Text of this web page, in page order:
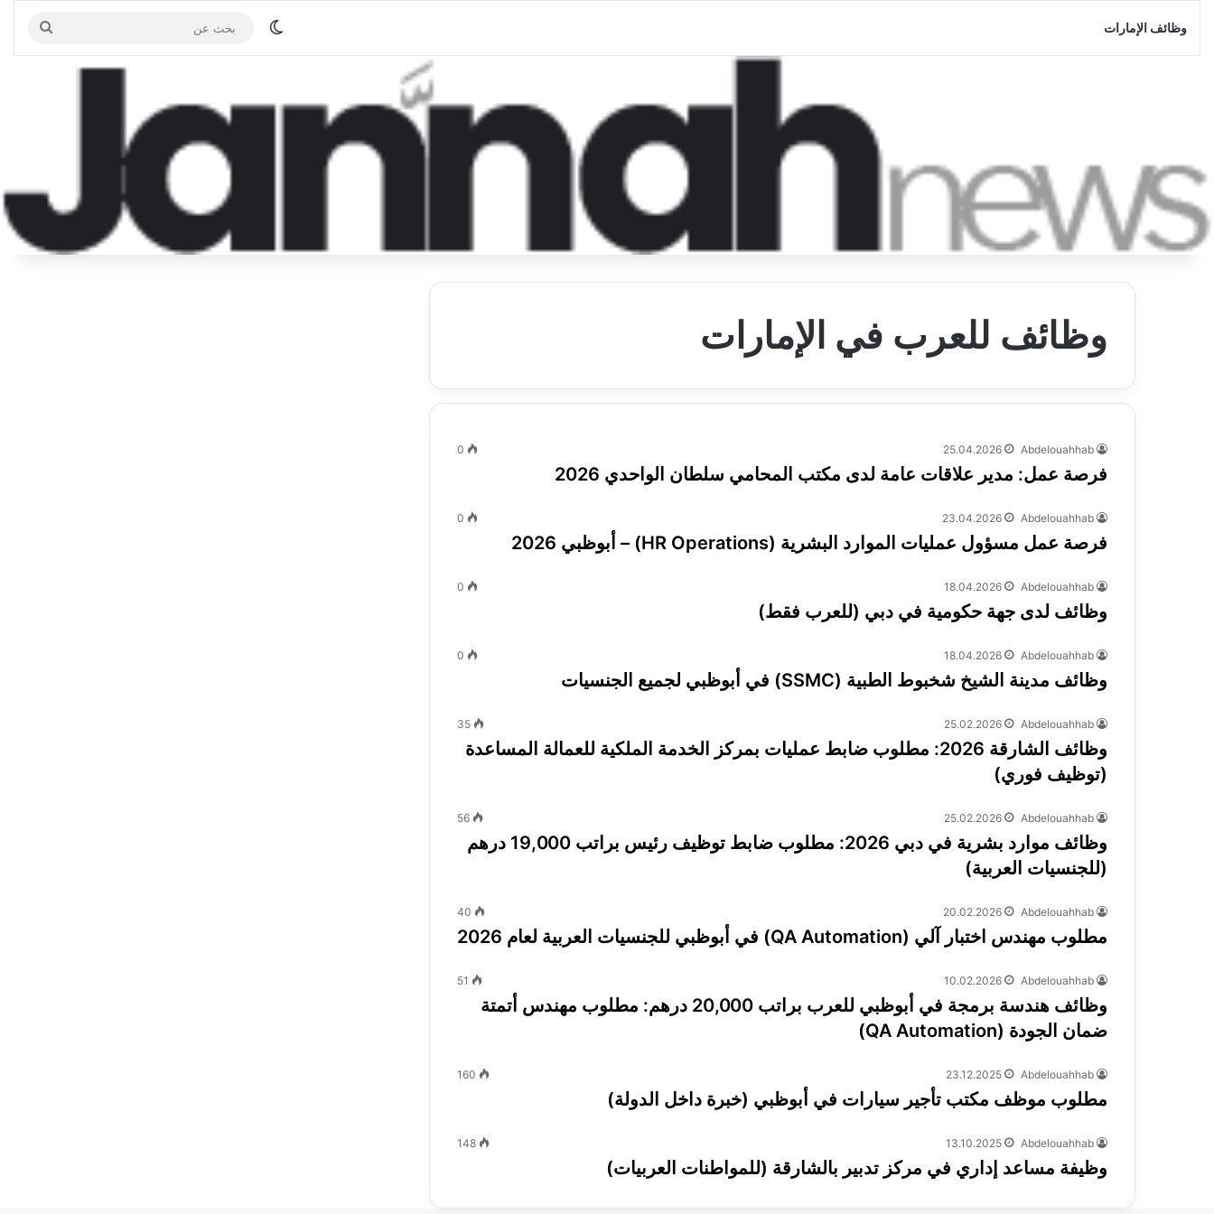
وظائف الإمارات الوضع المظلم
بحث
عن
وظائف للعرب في الإمارات
Abdelouahhab
25.04.2026
0
فرصة عمل: مدير علاقات عامة لدى مكتب المحامي سلطان الواحدي 2026
Abdelouahhab
23.04.2026
0
فرصة عمل مسؤول عمليات الموارد البشرية (HR Operations) – أبوظبي 2026
Abdelouahhab
18.04.2026
0
وظائف لدى جهة حكومية في دبي (للعرب فقط)
Abdelouahhab
18.04.2026
0
وظائف مدينة الشيخ شخبوط الطبية (SSMC) في أبوظبي لجميع الجنسيات
Abdelouahhab
25.02.2026
35
وظائف الشارقة 2026: مطلوب ضابط عمليات بمركز الخدمة الملكية للعمالة المساعدة
(توظيف فوري)
Abdelouahhab
25.02.2026
56
وظائف موارد بشرية في دبي 2026: مطلوب ضابط توظيف رئيس براتب 19,000 درهم
(للجنسيات العربية)
Abdelouahhab
20.02.2026
40
مطلوب مهندس اختبار آلي (QA Automation) في أبوظبي للجنسيات العربية لعام 2026
Abdelouahhab
10.02.2026
51
وظائف هندسة برمجة في أبوظبي للعرب براتب 20,000 درهم: مطلوب مهندس أتمتة
ضمان الجودة (QA Automation)
Abdelouahhab
23.12.2025
160
مطلوب موظف مكتب تأجير سيارات في أبوظبي (خبرة داخل الدولة)
Abdelouahhab
13.10.2025
148
وظيفة مساعد إداري في مركز تدبير بالشارقة (للمواطنات العربيات)